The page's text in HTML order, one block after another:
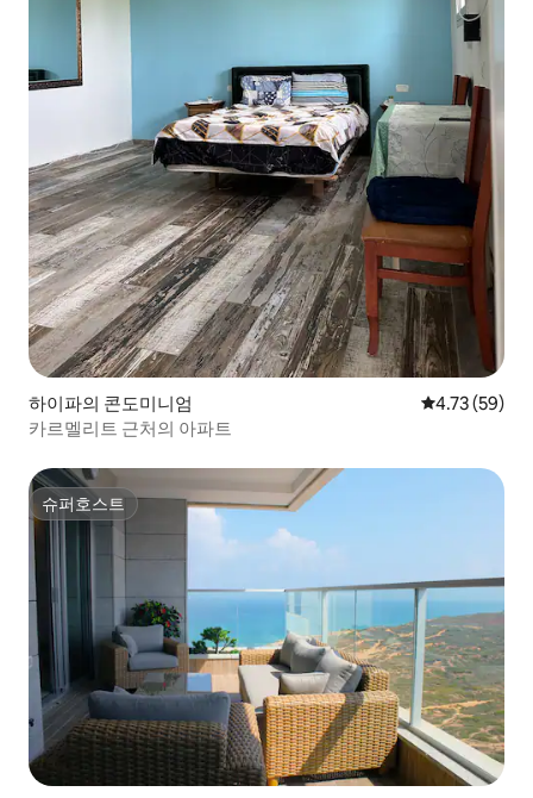
하이파의 콘도미니엄 평점 4.73점
4.73 (59)
카르멜리트 근처의 아파트
슈퍼호스트
슈퍼호스트